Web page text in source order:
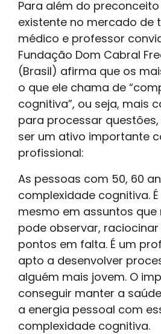
Para além do
existente no mercado de
médico e professor
Fundação Dom Cabral
(Brasil) afirma que os
o que ele chama de
cognitiva”, ou seja, mais
para processar
ser um ativo importante
profissional:
As pessoas com 50, 60
complexidade cognitiva.
mesmo em assuntos que
pode observar,
pontos em falta. É um
apto a desenvolver
alguém mais jovem. O
conseguir manter a
a energia pessoal com
complexidade cognitiva.